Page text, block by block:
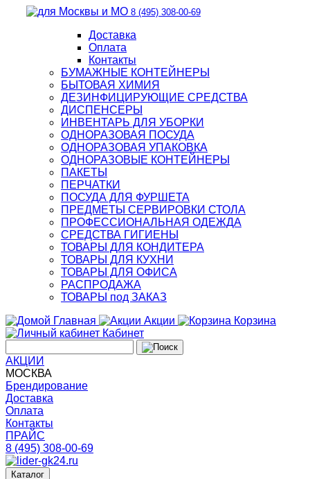
8 (495) 308-00-69
Доставка
Оплата
Контакты
БУМАЖНЫЕ КОНТЕЙНЕРЫ
БЫТОВАЯ ХИМИЯ
ДЕЗИНФИЦИРУЮЩИЕ СРЕДСТВА
ДИСПЕНСЕРЫ
ИНВЕНТАРЬ ДЛЯ УБОРКИ
ОДНОРАЗОВАЯ ПОСУДА
ОДНОРАЗОВАЯ УПАКОВКА
ОДНОРАЗОВЫЕ КОНТЕЙНЕРЫ
ПАКЕТЫ
ПЕРЧАТКИ
ПОСУДА ДЛЯ ФУРШЕТА
ПРЕДМЕТЫ СЕРВИРОВКИ СТОЛА
ПРОФЕССИОНАЛЬНАЯ ОДЕЖДА
СРЕДСТВА ГИГИЕНЫ
ТОВАРЫ ДЛЯ КОНДИТЕРА
ТОВАРЫ ДЛЯ КУХНИ
ТОВАРЫ ДЛЯ ОФИСА
РАСПРОДАЖА
ТОВАРЫ под ЗАКАЗ
Главная
Акции
Корзина
Кабинет
АКЦИИ
МОСКВА
Брендирование
Доставка
Оплата
Контакты
ПРАЙС
8 (495) 308-00-69
Каталог